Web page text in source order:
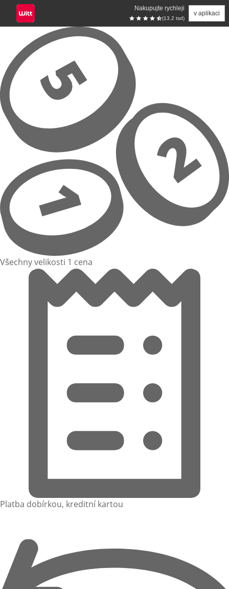
Nakupujte rychleji
(13.2 tsd)
v aplikaci
Přeskočit na hlavní obsah
Všechny velikosti 1 cena
Platba dobírkou, kreditní kartou